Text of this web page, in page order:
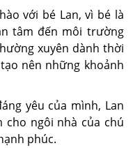
với bé Lan, vì bé là
tâm đến môi trường
xuyên dành thời
nên những khoảnh
yêu của mình, Lan
ngôi nhà của chú
phúc.